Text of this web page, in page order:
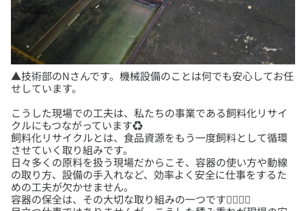
▲技術部のNさんです。機械設備のことは何でも安心してお任
こうした現場での工夫は、私たちの事業である飼料化リサイ
クルにもつながっています♻
飼料化リサイクルとは、食品資源をもう一度飼料として循環
させていく取り組みです。
日々多くの原料を扱う現場だからこそ、容器の使い方や動線
の取り方、設備の手入れなど、効率よく安全に仕事をするた
めの工夫が欠かせません。
容器の保全は、その大切な取り組みの一つです👷‍♂️👷‍♀️